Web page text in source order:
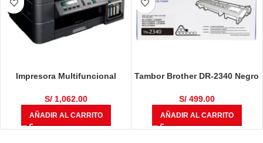
Impresora Multifuncional
S/1,062.00
AÑADIR AL CARRITO
Tambor Brother DR-2340 Negro
S/499.00
AÑADIR AL CARRITO